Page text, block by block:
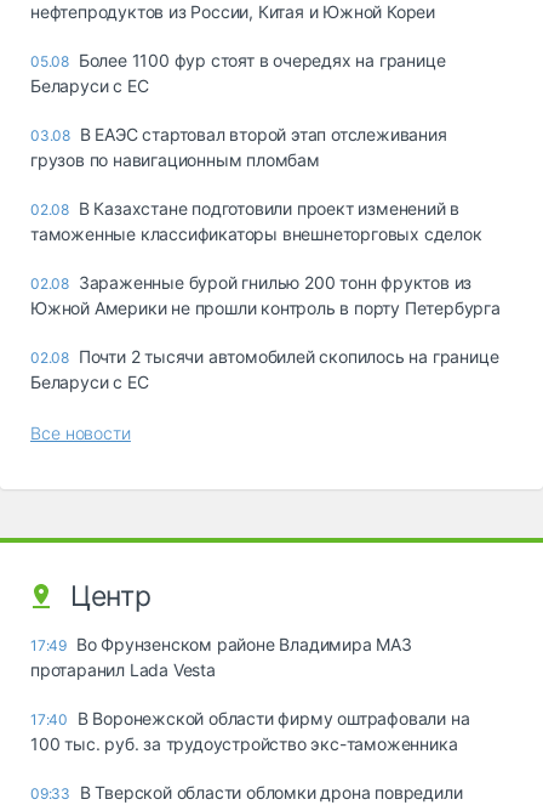
нефтепродуктов из России, Китая и Южной Кореи
05.08 Более 1100 фур стоят в очередях на границе
Беларуси с ЕС
03.08 В ЕАЭС стартовал второй этап отслеживания
грузов по навигационным пломбам
02.08 В Казахстане подготовили проект изменений в
таможенные классификаторы внешнеторговых сделок
02.08 Зараженные бурой гнилью 200 тонн фруктов из
Южной Америки не прошли контроль в порту Петербурга
02.08 Почти 2 тысячи автомобилей скопилось на границе
Беларуси с ЕС
Все новости
Центр
17:49 Во Фрунзенском районе Владимира МАЗ
протаранил Lada Vesta
17:40
В Воронежской области фирму оштрафовали на
100 тыс. руб. за трудоустройство экс-таможенника
09:33
В Тверской области обломки дрона повредили